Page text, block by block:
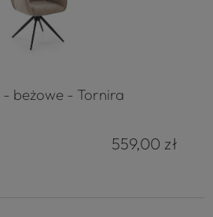
- beżowe - Tornira
559,00 zł